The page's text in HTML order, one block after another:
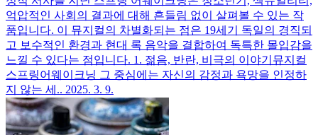
억압적인 사회의 결과에 대해 흔들림 없이 살펴볼 수 있는 작
품입니다. 이 뮤지컬의 차별화되는 점은 19세기 독일의 경직되
고 보수적인 환경과 현대 록 음악을 결합하여 독특한 몰입감을
느낄 수 있다는 점입니다. 1. 젊음, 반란, 비극의 이야기뮤지컬
스프링어웨이크닝 그 중심에는 자신의 감정과 욕망을 인정하
지 않는 세.. 2025. 3. 9.